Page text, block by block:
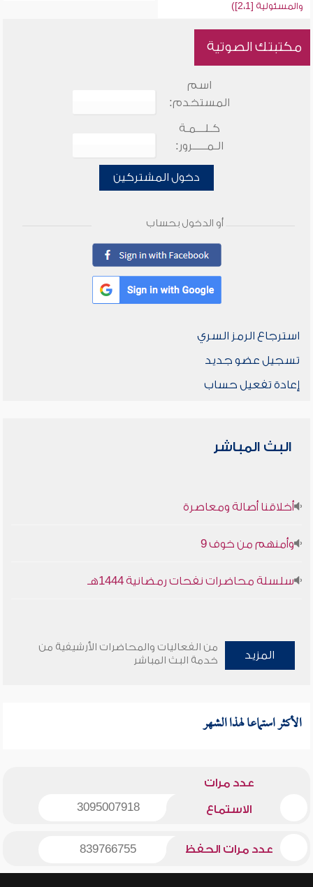
والمسئولية [2،1])
مكتبتك الصوتية
اسم
المستخدم:
كـلـــمـة
الـمـــــرور:
دخول المشتركين
أو الدخول بحساب
استرجاع الرمز السري
تسجيل عضو جديد
إعادة تفعيل حساب
البث المباشر
أخلاقنا أصالة ومعاصرة
وأمنهم من خوف 9
سلسلة محاضرات نفحات رمضانية 1444هـ
المزيد
من الفعاليات والمحاضرات الأرشيفية من
خدمة البث المباشر
الأكثر استماعا لهذا الشهر
عدد مرات
الاستماع 3095007918
عدد مرات الحفظ 839766755